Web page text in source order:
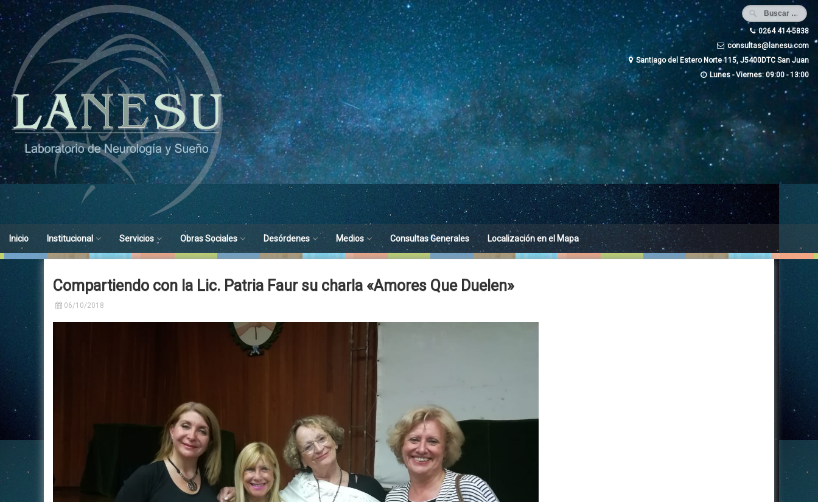
al
contenido
0264 414-5838
consultas@lanesu.com
Santiago del Estero Norte 115, J5400DTC San Juan
Lunes - Viernes: 09:00 - 13:00
Inicio Institucional
Historia
Nuestros Profesionales
Servicios
Neurofisiología
Neurología Clínica
Obras Sociales
Centros De Confianza
Desórdenes
Características del
Trastornos del Sueño
Medios
Blog
Programa de Youtube
Red Vital
Diplomatura
Otras Participaciones
Consultas Generales Localización en el Mapa
Compartiendo con la Lic. Patria Faur su charla «Amores Que Duelen»
06/10/2018